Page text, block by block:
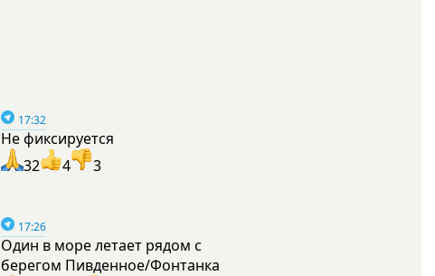
17:32
Не фиксируется
32
4 3
17:26
Один в море летает рядом с
берегом Пивденное/Фонтанка